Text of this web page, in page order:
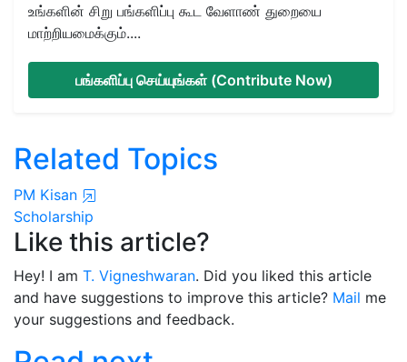
உங்களின் சிறு பங்களிப்பு கூட வேளாண் துறையை
மாற்றியமைக்கும்....
பங்களிப்பு செய்யுங்கள் (Contribute Now)
Related Topics
PM Kisan
Scholarship
Like this article?
Hey! I am T. Vigneshwaran. Did you liked this article
and have suggestions to improve this article? Mail me
your suggestions and feedback.